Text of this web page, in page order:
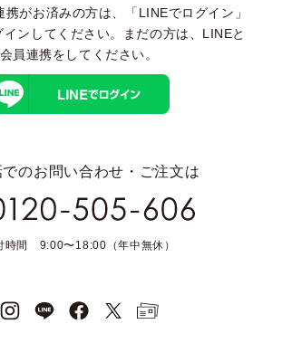
携がお済みの方は、「LINEでログイン」
ンしてください。まだの方は、 LINEと
会員連携をしてください。
でのお問い合わせ・ご注文は
時間 9:00〜18:00（年中無休）